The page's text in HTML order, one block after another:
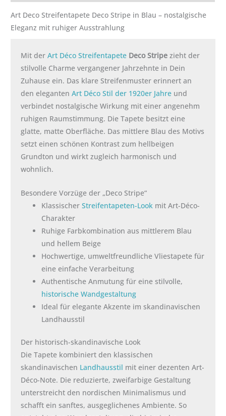
Art Deco Streifentapete Deco Stripe in Blau – nostalgische
Eleganz mit ruhiger Ausstrahlung
Mit derArt Déco Streifentapete Deco Stripe zieht der
stilvolle Charme vergangener Jahrzehnte in Dein
Zuhause ein. Das klare Streifenmuster erinnert an
den elegantenArt Déco Stil der 1920er Jahre und
verbindet nostalgische Wirkung mit einer angenehm
ruhigen Raumstimmung. Die Tapete besitzt eine
glatte, matte Oberfläche. Das mittlere Blau des Motivs
setzt einen schönen Kontrast zum hellbeigen
Grundton und wirkt zugleich harmonisch und
wohnlich.
Besondere Vorzüge der „Deco Stripe“
KlassischerStreifentapeten-Look mit Art-Déco-
Charakter
Ruhige Farbkombination aus mittlerem Blau
und hellem Beige
Hochwertige, umweltfreundliche Vliestapete für
eine einfache Verarbeitung
Authentische Anmutung für eine stilvolle,
historische Wandgestaltung
Ideal für elegante Akzente im skandinavischen
Landhausstil
Der historisch-skandinavische Look
Die Tapete kombiniert den klassischen
skandinavischen Landhausstil mit einer dezenten Art-
Déco-Note. Die reduzierte, zweifarbige Gestaltung
unterstreicht den nordischen Minimalismus und
schafft ein sanftes, ausgeglichenes Ambiente. So